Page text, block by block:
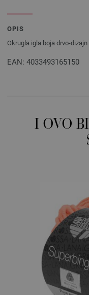
OPIS
Okrugla igla boja drvo-
EAN: 4033493165150
I OVO